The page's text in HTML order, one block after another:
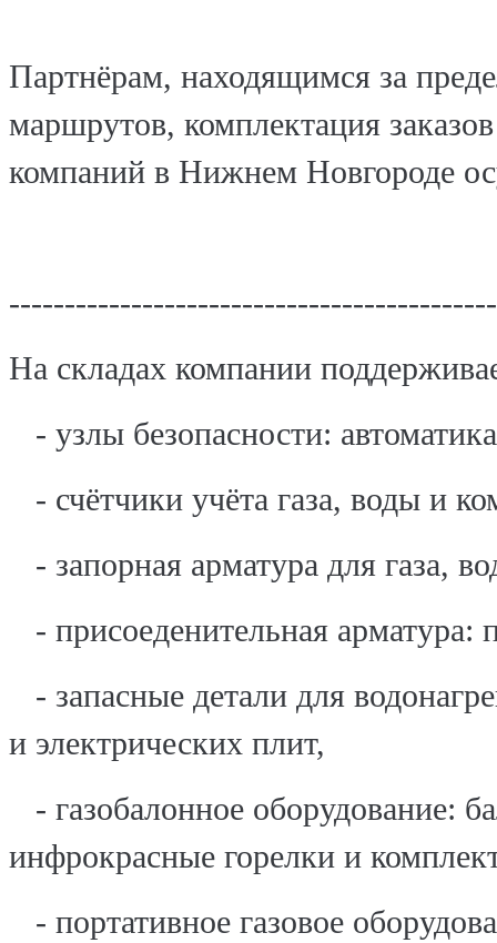
Партнёрам, находящимся за
маршрутов, комплектация
компаний в Нижнем Новгороде
На складах компании
- узлы безопасности:
- счётчики учёта газа, воды и
- запорная арматура для газа,
- присоеденительная арматура:
- запасные детали для
и электрических плит,
- газобалонное оборудование:
инфрокрасные горелки и
- портативное газовое